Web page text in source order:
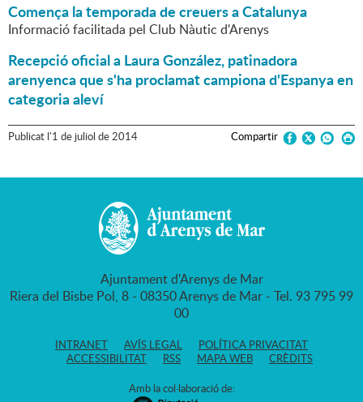
Comença la temporada de creuers a Catalunya
Informació facilitada pel Club Nàutic d'Arenys
Recepció oficial a Laura González, patinadora
arenyenca que s'ha proclamat campiona d'Espanya en
categoria aleví
Publicat l'1 dejuliol de2014 Compartir
Ajuntament d'Arenys de Mar
Riera del Bisbe Pol, 8 - 08350 Arenys de Mar - Tel. 93 795 99
00
INTRANET AVÍS LEGAL
POLÍTICA PRIVACITAT
ACCESSIBILITAT
RSS MAPA WEB CRÈDITS
Amb la col·laboració de: